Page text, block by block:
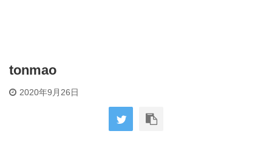
tonmao
2020年9月26日